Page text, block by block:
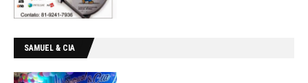
SAMUEL & CIA